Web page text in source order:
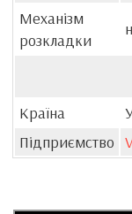
Механізм
розкладки
Країна
Підприємство